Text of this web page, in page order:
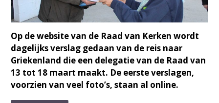
Op de website van de Raad van Kerken wordt
dagelijks verslag gedaan van de reis naar
Griekenland die een delegatie van de Raad van
13 tot 18 maart maakt. De eerste verslagen,
voorzien van veel foto’s, staan al online.